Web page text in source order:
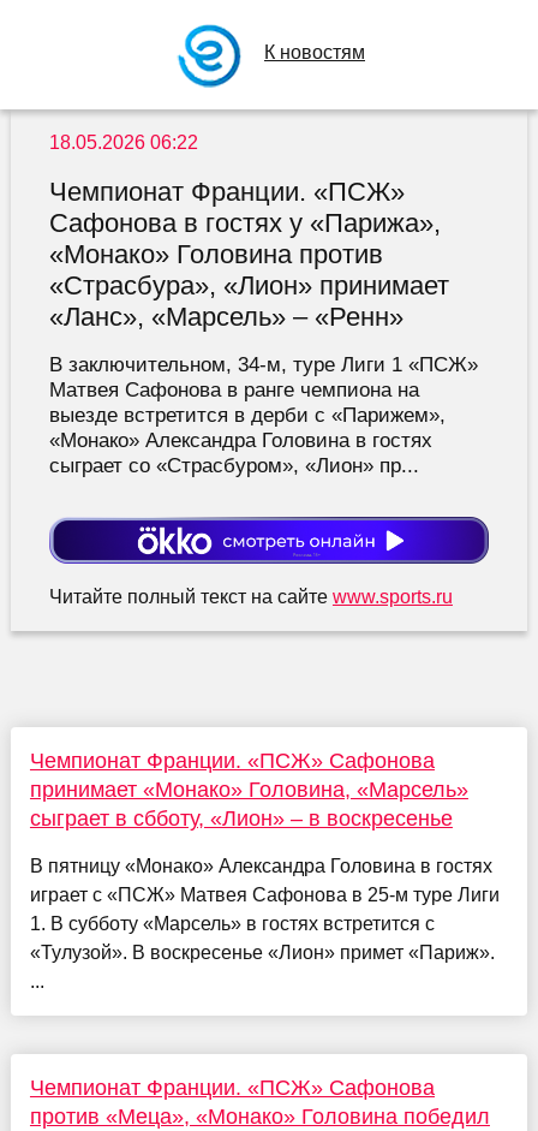
К новостям
18.05.2026 06:22
Чемпионат Франции. «ПСЖ»
Сафонова в гостях у «Парижа»,
«Монако» Головина против
«Страсбура», «Лион» принимает
«Ланс», «Марсель» – «Ренн»
В заключительном, 34-м, туре Лиги 1 «ПСЖ»
Матвея Сафонова в ранге чемпиона на
выезде встретится в дерби с «Парижем»,
«Монако» Александра Головина в гостях
сыграет со «Страсбуром», «Лион» пр...
Читайте полный текст на сайте www.sports.ru
Чемпионат Франции. «ПСЖ» Сафонова
принимает «Монако» Головина, «Марсель»
сыграет в сбботу, «Лион» – в воскресенье
В пятницу «Монако» Александра Головина в гостях
играет с «ПСЖ» Матвея Сафонова в 25-м туре Лиги
1. В субботу «Марсель» в гостях встретится с
«Тулузой». В воскресенье «Лион» примет «Париж».
...
Чемпионат Франции. «ПСЖ» Сафонова
против «Меца», «Монако» Головина победил